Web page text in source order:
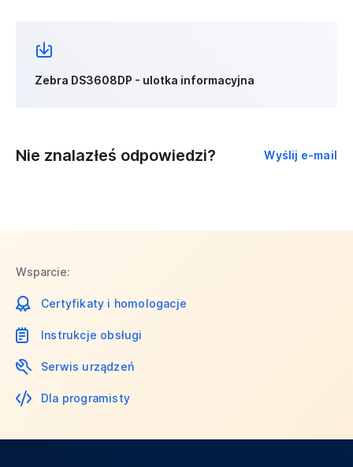
Zebra DS3608DP - ulotka informacyjna
Nie znalazłeś odpowiedzi? Wyślij e-mail
Wsparcie:
Certyfikaty i homologacje
Instrukcje obsługi
Serwis urządzeń
Dla programisty